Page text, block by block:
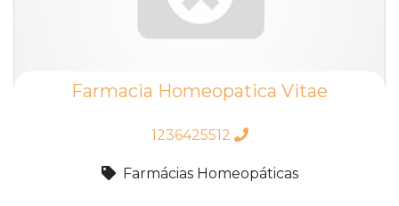
Farmacia Homeopatica Vitae
1236425512
Farmácias Homeopáticas